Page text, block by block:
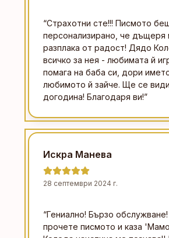
“Страхотни сте!!! Писмото
персонализирано, че дъщеря
разплака от радост! Дядо
всичко за нея - любимата й
помага на баба си, дори
любимото й зайче. Ще се
догодина! Благодаря ви!”
Искра Манева
28 септември 2024 г.
“Гениално! Бързо
прочете писмото и каза